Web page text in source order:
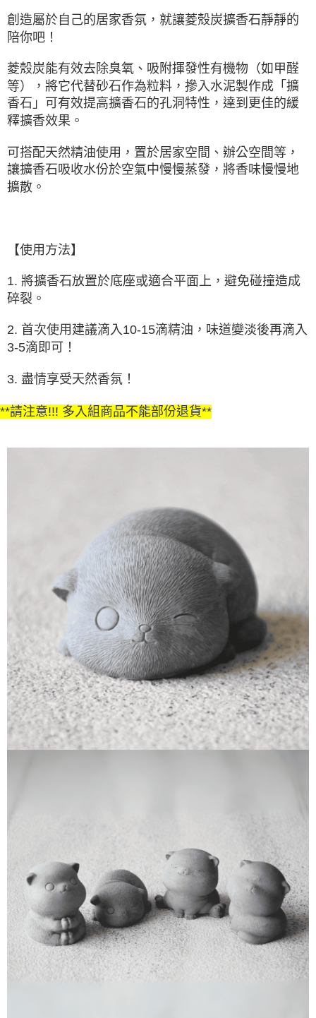
創造屬於自己的居家香氛，就讓菱殼炭擴香石靜靜的
陪你吧！
菱殼炭能有效去除臭氧、吸附揮發性有機物（如甲醛
等），將它代替砂石作為粒料，摻入水泥製作成「擴
香石」可有效提高擴香石的孔洞特性，達到更佳的緩
釋擴香效果。
可搭配天然精油使用，置於居家空間、辦公空間等，
讓擴香石吸收水份於空氣中慢慢蒸發，將香味慢慢地
擴散。
【使用方法】
1. 將擴香石放置於底座或適合平面上，避免碰撞造成
碎裂。
2. 首次使用建議滴入10-15滴精油，味道變淡後再滴入
3-5滴即可！
3. 盡情享受天然香氛！
**請注意!!! 多入組商品不能部份退貨**